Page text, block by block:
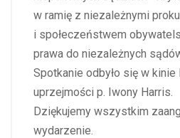
w ramię z niezależnymi
i społeczeństwem
prawa do niezależnych
Spotkanie odbyło się w
uprzejmości p. Iwony Harris.
Dziękujemy wszystkim
wydarzenie.